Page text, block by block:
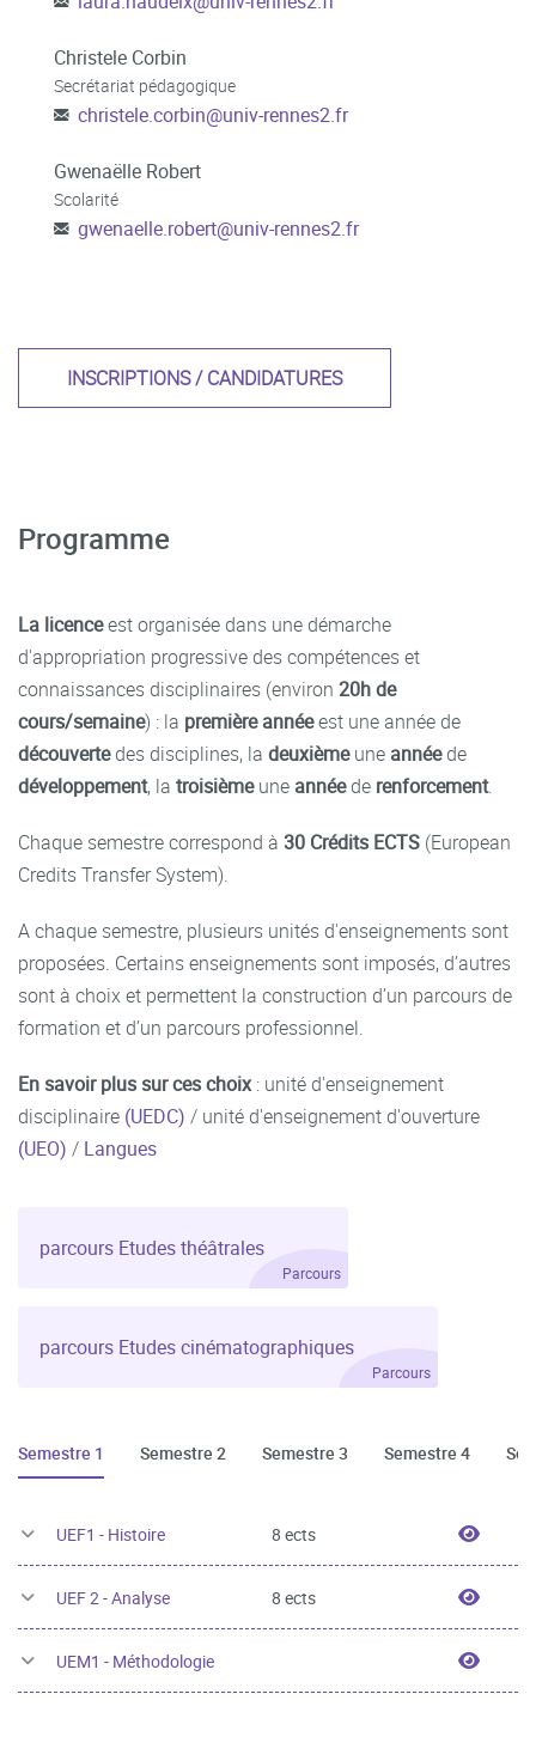
Christele Corbin
Secrétariat pédagogique
christele.corbin@univ-rennes2.fr
Gwenaëlle Robert
Scolarité
gwenaelle.robert@univ-rennes2.fr
INSCRIPTIONS / CANDIDATURES
Programme
La licenceest organisée dans une démarche
d'appropriation progressive des compétences et
connaissances disciplinaires (environ 20h de
cours/semaine) : la première annéeest une année de
découvertedes disciplines, la deuxièmeune annéede
développement, la troisièmeune annéede renforcement.
Chaque semestre correspond à 30 Crédits ECTS (European
Credits Transfer System).
A chaque semestre, plusieurs unités d'enseignements sont
proposées. Certains enseignements sont imposés, d’autres
sont à choix et permettent la construction d’un parcours de
formation et d’un parcours professionnel.
En savoir plus sur ces choix: unité d'enseignement
disciplinaire (UEDC) / unité d'enseignement d'ouverture
(UEO) / Langues
parcours Etudes théâtrales
Parcours
parcours Etudes cinématographiques
Parcours
Semestre 1 Semestre 2 Semestre 3 Semestre 4
UEF1 - Histoire 8 ects UEF1
UEF 2 - Analyse 8 ects UEF 2
UEM1 - Méthodologie UEM1